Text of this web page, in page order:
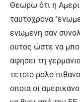
Θεωρω ότι η
ταυτοχρονα
ενωμενη σαν
ουτος ώστε να
αφησει τη
τετοιο ρολο
οποια οι